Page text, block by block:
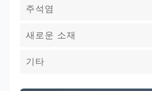
코발트 아세테이트
염화구리
아세트산구리
염화구리
황산니켈
니켈 아세테이트
주석염
염화제일주석
염화주석
새로운 소재
기타